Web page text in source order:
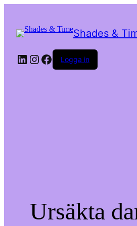
Shades &
LinkedIn
Instagram
Facebook
Logga in
Ursäkta